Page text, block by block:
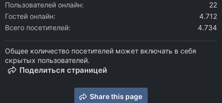
Пользователей онлайн
22
Гостей онлайн
4.712
Всего посетителей
4.734
Общее количество посетителей может включать в себя
скрытых пользователей.
Поделиться страницей
Share this page